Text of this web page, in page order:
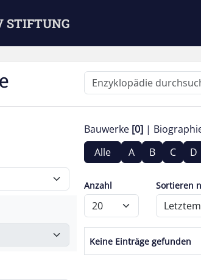
STIFTUNG
Bauwerke [0]
Alle
A B C D
Anzahl Sortieren
Keine Einträge gefunden